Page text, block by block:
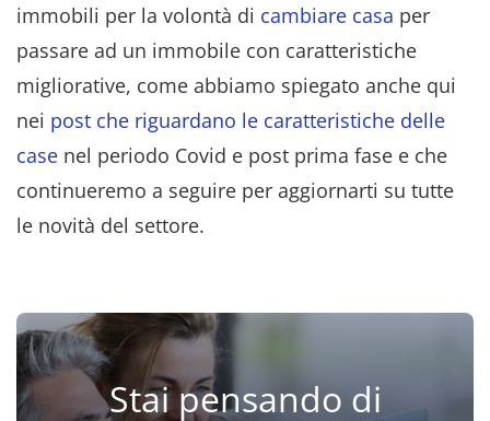
immobili per la volontà di cambiare casa per
passare ad un immobile con caratteristiche
migliorative, come abbiamo spiegato anche qui
nei post che riguardano le caratteristiche delle
case nel periodo Covid e post prima fase e che
continueremo a seguire per aggiornarti su tutte
le novità del settore.
Stai pensando di